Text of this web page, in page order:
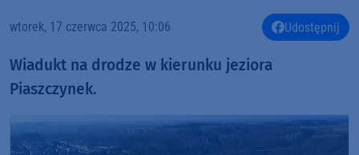
wtorek, 17 czerwca 2025, 10:06 Udostępnij
Wiadukt na drodze w kierunku jeziora
Piaszczynek.